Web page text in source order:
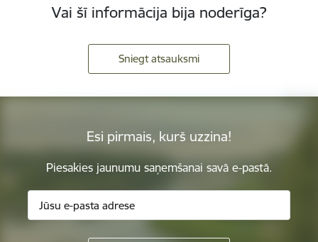
Vai šī informācija bija noderīga?
Sniegt atsauksmi
Esi pirmais, kurš uzzina!
Piesakies jaunumu saņemšanai savā e-pastā.